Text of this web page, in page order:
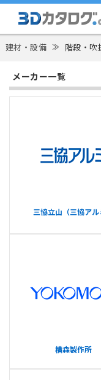
建材・設備 ≫ 階段・吹
メーカー一覧
三協立山（三協アル
横森製作所